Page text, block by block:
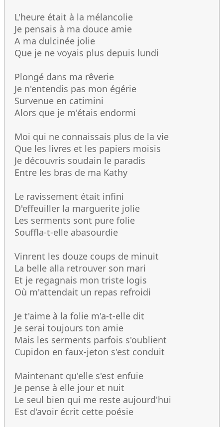
L'heure était à la mélancolie
Je pensais à ma douce amie
A ma dulcinée jolie
Que je ne voyais plus depuis lundi
Plongé dans ma rêverie
Je n'entendis pas mon égérie
Survenue en catimini
Alors que je m'étais endormi
Moi qui ne connaissais plus de la vie
Que les livres et les papiers moisis
Je découvris soudain le paradis
Entre les bras de ma Kathy
Le ravissement était infini
D'effeuiller la marguerite jolie
Les serments sont pure folie
Souffla-t-elle abasourdie
Vinrent les douze coups de minuit
La belle alla retrouver son mari
Et je regagnais mon triste logis
Où m'attendait un repas refroidi
Je t'aime à la folie m'a-t-elle dit
Je serai toujours ton amie
Mais les serments parfois s'oublient
Cupidon en faux-jeton s'est conduit
Maintenant qu'elle s'est enfuie
Je pense à elle jour et nuit
Le seul bien qui me reste aujourd'hui
Est d'avoir écrit cette poésie